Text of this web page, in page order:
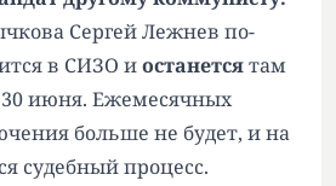
Сергей Лежнев по-
в СИЗО иостанетсятам
июня. Ежемесячных
больше не будет, и на
судебный процесс.